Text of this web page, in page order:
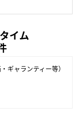
イム
ギャランティー等）